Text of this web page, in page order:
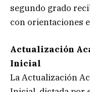
segundo grado
con orientaciones
Actualización
Inicial
La Actualización